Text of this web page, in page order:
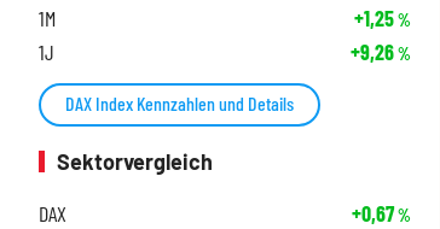
1M +1,25%
1J +9,26%
DAX Index Kennzahlen und Details
Sektorvergleich
DAX
+0,67%